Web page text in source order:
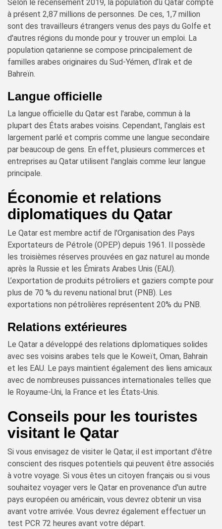
Selon le recensement 2019, la population du Qatar compte
à présent 2,87 millions de personnes. De ces, 1,7 million
sont des travailleurs étrangers venus des pays du Golfe et
d'autres régions du monde pour y trouver un emploi. La
population qatarienne se compose principalement de
familles arabes originaires du Sud-Yémen, d’Irak et de
Bahreïn.
Langue officielle
La langue officielle du Qatar est l'arabe, commun à la
plupart des États arabes voisins. Cependant, l'anglais est
largement parlé et compris comme une langue secondaire
par beaucoup de gens. En effet, plusieurs commerces et
entreprises au Qatar utilisent l'anglais comme leur langue
principale.
Économie et relations
diplomatiques du Qatar
Le Qatar est membre actif de l'Organisation des Pays
Exportateurs de Pétrole (OPEP) depuis 1961. Il possède
les troisièmes réserves prouvées en gaz naturel au monde
après la Russie et les Émirats Arabes Unis (EAU).
L’exportation de produits pétroliers et gaziers compte pour
plus de 70 % du revenu national brut (PNB). Les
exportations non pétrolières représentent 20% du PNB.
Relations extérieures
Le Qatar a développé des relations diplomatiques solides
avec ses voisins arabes tels que le Koweït, Oman, Bahrain
et les EAU. Le pays maintient également des liens amicaux
avec de nombreuses puissances internationales telles que
le Royaume-Uni, la France et les États-Unis.
Conseils pour les touristes
visitant le Qatar
Si vous envisagez de visiter le Qatar, il est important d'être
conscient des risques potentiels qui peuvent être associés
à votre voyage. Si vous êtes un citoyen français ou si vous
souhaitez voyager vers le Qatar en provenance d'un autre
pays européen ou américain, vous devrez obtenir un visa
avant votre arrivée. Vous devrez également effectuer un
test PCR 72 heures avant votre départ.